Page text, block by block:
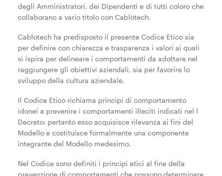
Richiedi offerta->
English Italiano
degli Amministratori, dei Dipendenti e di tutti coloro che
collaborano a vario titolo con Cablotech.
Cablotech ha predisposto il presente Codice Etico sia
per definire con chiarezza e trasparenza i valori ai quali
si ispira per delineare i comportamenti da adottare nel
raggiungere gli obiettivi aziendali, sia per favorire lo
sviluppo della cultura aziendale.
Il Codice Etico richiama principi di comportamento
idonei a prevenire i comportamenti illeciti indicati nel l
Decreto: pertanto esso acquisisce rilevanza ai fini del
Modello e costituisce formalmente una componente
integrante del Modello medesimo.
Nel Codice sono definiti i principi etici al fine della
prevenzione di comportamenti che possono determinare